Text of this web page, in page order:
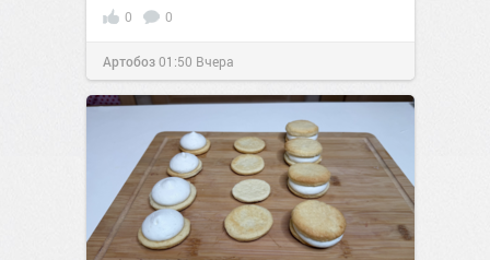
0 0
Артобоз01:50 Вчера